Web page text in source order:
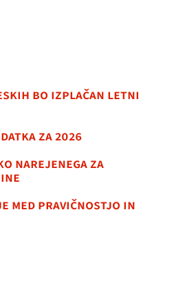
bo izplačan letni
za 2026
narejenega za
med pravičnostjo in